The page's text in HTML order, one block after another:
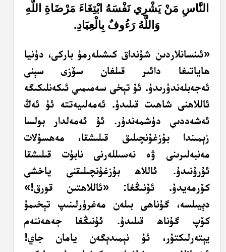
النَّاسِ مَنْ يَشْرِي نَفْسَهُ ابْتِغَاءَ مَرْضَاةِ اللَّهِ
وَاللَّهُ رَءُوفٌ بِالْعِبَادِ.
«ئىنسانلاردىن شۇنداق كىشىلەرمۇ باركى، دۇنيا
ھاياتىغا دائىر قىلغان سۆزى سېنى
ئەجەبلەندۈرىدۇ. ئۇ تېخى سەمىمىي ئىكەنلىكىگە
ئاللاھنى شاھىت قىلىدۇ. ئەمەلىيەتتە ئۇ ئەڭ
ئەشەددىي دۈشمەندۇر. ئۇ ئەمەلدار بولسا
زېمىندا بۇزغۇنچىلىق قىلىشقا، مەھسۇلات
مەنبەلىرىنى ۋە نەسىللەرنى نابۇت قىلىشقا
ئۇرۇنىدۇ. ئاللاھ بۇزغۇنچىلىقنى ياخشى
كۆرمەيدۇ. ئۇنىڭغا: «ئاللاھتىن قورق!»
دېيىلسە، گۇناھى بىلەن مەغرۇرلىنىپ تېخىمۇ
كۆپ گۇناھ قىلىدۇ. ئۇنىڭغا جەھەننەم
يېتەرلىكتۇر، ئۇ نېمىدېگەن يامان جاي!